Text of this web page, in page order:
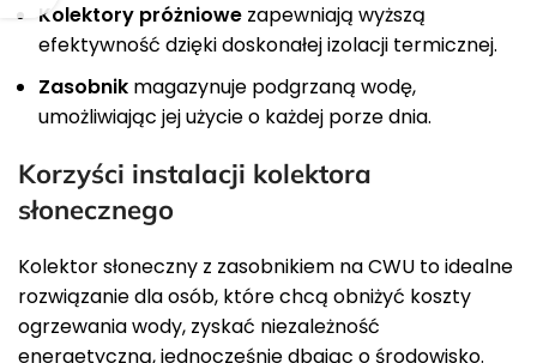
Kolektory próżniowe zapewniają wyższą
efektywność dzięki doskonałej izolacji termicznej.
Zasobnik magazynuje podgrzaną wodę,
umożliwiając jej użycie o każdej porze dnia.
Korzyści instalacji kolektora
słonecznego
Kolektor słoneczny z zasobnikiem na CWU to idealne
rozwiązanie dla osób, które chcą obniżyć koszty
ogrzewania wody, zyskać niezależność
energetyczną, jednocześnie dbając o środowisko.